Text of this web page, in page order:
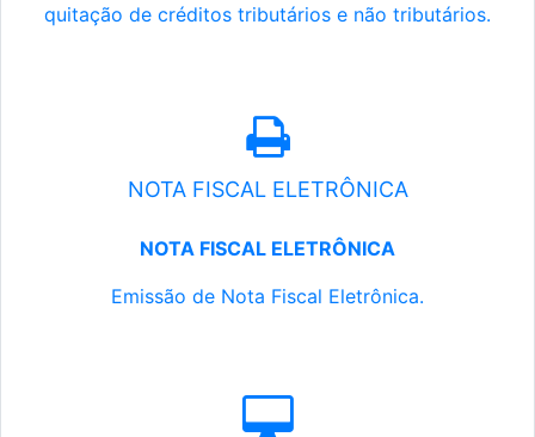
quitação de créditos tributários e não tributários.
NOTA FISCAL ELETRÔNICA
NOTA FISCAL ELETRÔNICA
Emissão de Nota Fiscal Eletrônica.